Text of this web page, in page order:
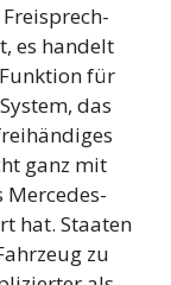
es handelt
für
das
ganz mit
Mercedes-
hat. Staaten
zu